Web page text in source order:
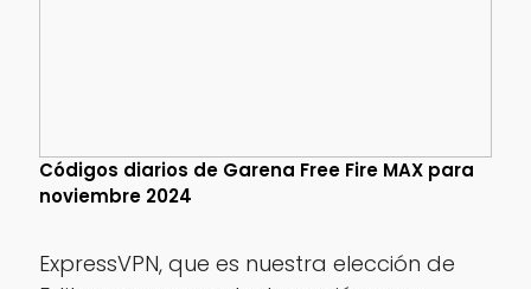
Códigos diarios de Garena Free Fire MAX para
noviembre 2024
ExpressVPN, que es nuestra elección de